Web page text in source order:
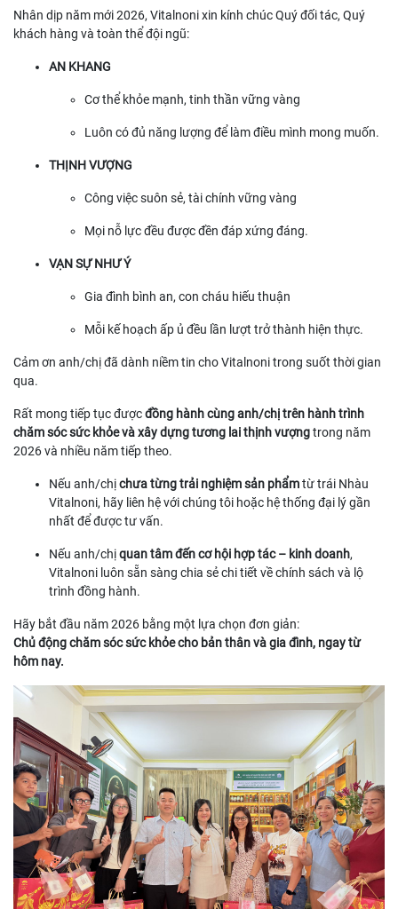
Nhân dịp năm mới 2026, Vitalnoni xin kính chúc Quý đối tác, Quý
khách hàng và toàn thể đội ngũ:
AN KHANG
Cơ thể khỏe mạnh, tinh thần vững vàng
Luôn có đủ năng lượng để làm điều mình mong muốn.
THỊNH VƯỢNG
Công việc suôn sẻ, tài chính vững vàng
Mọi nỗ lực đều được đền đáp xứng đáng.
VẠN SỰ NHƯ Ý
Gia đình bình an, con cháu hiếu thuận
Mỗi kế hoạch ấp ủ đều lần lượt trở thành hiện thực.
Cảm ơn anh/chị đã dành niềm tin cho Vitalnoni trong suốt thời gian
qua.
Rất mong tiếp tục đượcđồng hành cùng anh/chị trên hành trình
chăm sóc sức khỏe và xây dựng tương lai thịnh vượngtrong năm
2026 và nhiều năm tiếp theo.
Nếu anh/chịchưa từng trải nghiệm sản phẩmtừ trái Nhàu
Vitalnoni, hãy liên hệ với chúng tôi hoặc hệ thống đại lý gần
nhất để được tư vấn.
Nếu anh/chịquan tâm đến cơ hội hợp tác – kinh doanh,
Vitalnoni luôn sẵn sàng chia sẻ chi tiết về chính sách và lộ
trình đồng hành.
Hãy bắt đầu năm 2026 bằng một lựa chọn đơn giản:
Chủ động chăm sóc sức khỏe cho bản thân và gia đình, ngay từ
hôm nay.